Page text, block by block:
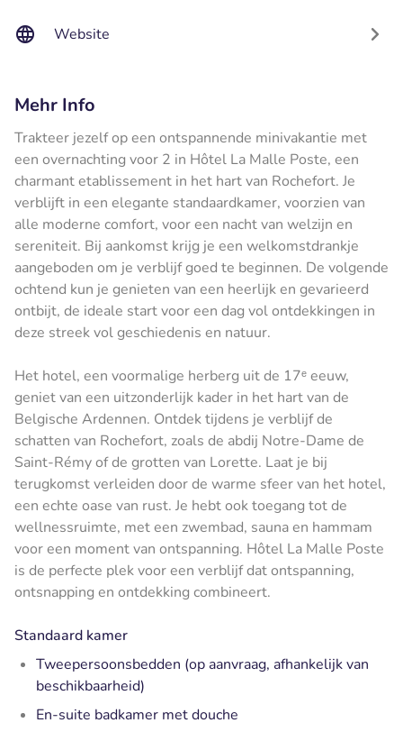
Website
Mehr Info
Trakteer jezelf op een ontspannende minivakantie met
een overnachting voor 2 in Hôtel La Malle Poste, een
charmant etablissement in het hart van Rochefort. Je
verblijft in een elegante standaardkamer, voorzien van
alle moderne comfort, voor een nacht van welzijn en
sereniteit. Bij aankomst krijg je een welkomstdrankje
aangeboden om je verblijf goed te beginnen. De volgende
ochtend kun je genieten van een heerlijk en gevarieerd
ontbijt, de ideale start voor een dag vol ontdekkingen in
deze streek vol geschiedenis en natuur.
Het hotel, een voormalige herberg uit de 17ᵉ eeuw,
geniet van een uitzonderlijk kader in het hart van de
Belgische Ardennen. Ontdek tijdens je verblijf de
schatten van Rochefort, zoals de abdij Notre-Dame de
Saint-Rémy of de grotten van Lorette. Laat je bij
terugkomst verleiden door de warme sfeer van het hotel,
een echte oase van rust. Je hebt ook toegang tot de
wellnessruimte, met een zwembad, sauna en hammam
voor een moment van ontspanning. Hôtel La Malle Poste
is de perfecte plek voor een verblijf dat ontspanning,
ontsnapping en ontdekking combineert.
Standaard kamer
Tweepersoonsbedden (op aanvraag, afhankelijk van
beschikbaarheid)
En-suite badkamer met douche